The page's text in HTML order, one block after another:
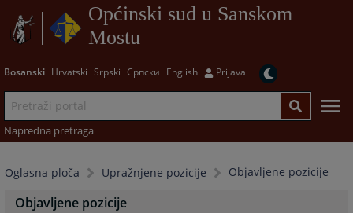
Općinski sud u Sanskom
Mostu
Bosanski Hrvatski Srpski Српски English Prijava
Napredna pretraga
Oglasna ploča Upražnjene pozicije Objavljene pozicije
Objavljene pozicije